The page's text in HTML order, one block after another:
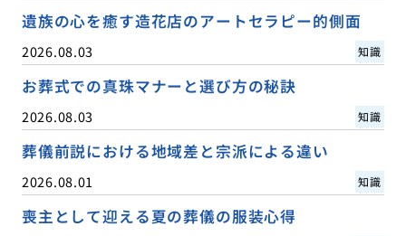
遺族の心を癒す造花店のアートセラピー的側面
2026.08.03 知識
お葬式での真珠マナーと選び方の秘訣
2026.08.03 知識
葬儀前説における地域差と宗派による違い
2026.08.01 知識
喪主として迎える夏の葬儀の服装心得